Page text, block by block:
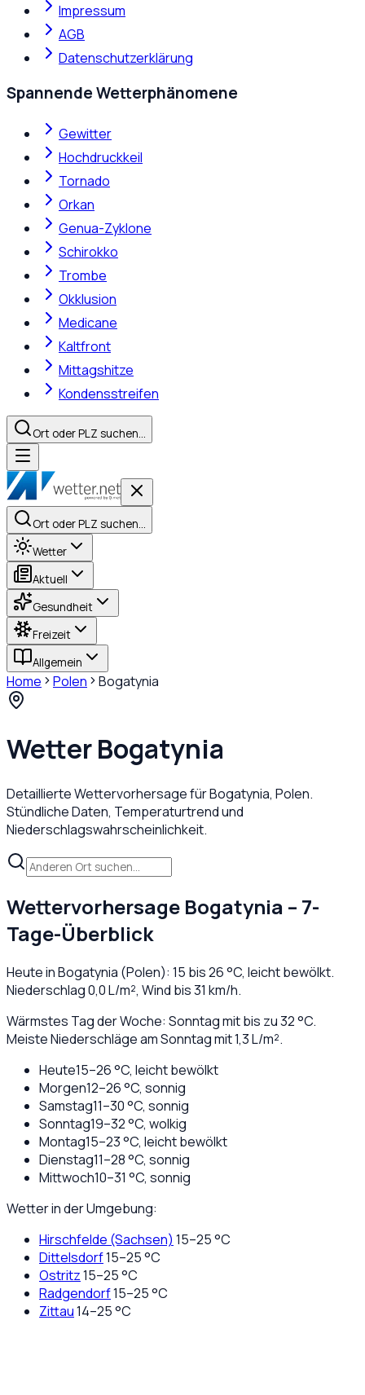
Impressum
AGB
Datenschutzerklärung
Spannende Wetterphänomene
Gewitter
Hochdruckkeil
Tornado
Orkan
Genua-Zyklone
Schirokko
Trombe
Okklusion
Medicane
Kaltfront
Mittagshitze
Kondensstreifen
Ort oder PLZ suchen…
Ort oder PLZ suchen…
Wetter
Aktuell
Gesundheit
Freizeit
Allgemein
Home Polen Bogatynia
WetterBogatynia
Detaillierte Wettervorhersage fürBogatynia, Polen.
Stündliche Daten, Temperaturtrend und
Niederschlagswahrscheinlichkeit.
Wettervorhersage Bogatynia – 7-
Tage-Überblick
Heute inBogatynia (Polen): 15 bis26°C, leicht bewölkt.
Niederschlag0,0L/m², Wind bis31 km/h.
Wärmstes Tag der Woche: Sonntag mit bis zu 32 °C.
Meiste Niederschläge am Sonntag mit 1,3 L/m².
Heute15–26°C, leicht bewölkt
Morgen12–26°C, sonnig
Samstag11–30°C, sonnig
Sonntag19–32°C, wolkig
Montag15–23°C, leicht bewölkt
Dienstag11–28°C, sonnig
Mittwoch10–31 °C, sonnig
Wetter in der Umgebung:
Hirschfelde (Sachsen) 15–25°C
Dittelsdorf15–25°C
Ostritz15–25°C
Radgendorf15–25°C
Zittau14–25°C